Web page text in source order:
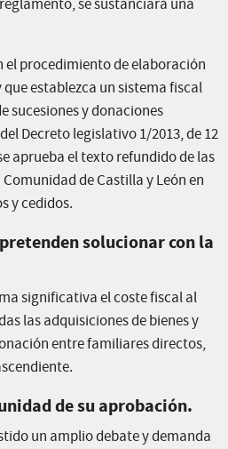
se sustanciará una
el procedimiento de elaboración
establezca un sistema fiscal
sucesiones y donaciones
Decreto legislativo 1/2013, de 12
aprueba el texto refundido de las
de Castilla y León en
y cedidos.
solucionar con la
significativa el coste fiscal al
las adquisiciones de bienes y
entre familiares directos,
de su aprobación.
un amplio debate y demanda